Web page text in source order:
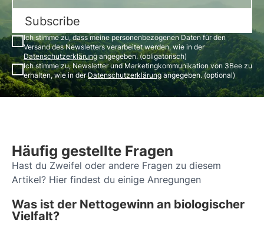
Subscribe
Ich stimme zu, dass meine personenbezogenen Daten für den
Versand des Newsletters verarbeitet werden, wie in der
Datenschutzerklärungangegeben. (obligatorisch)
Ich stimme zu, Newsletter und Marketingkommunikation von 3Bee zu
erhalten, wie in derDatenschutzerklärungangegeben. (optional)
Häufig gestellte Fragen
Hast du Zweifel oder andere Fragen zu diesem
Artikel? Hier findest du einige Anregungen
Was ist der Nettogewinn an biologischer
Vielfalt?